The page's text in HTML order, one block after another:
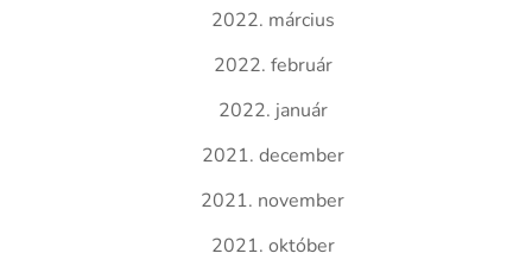
2022. március
2022. február
2022. január
2021. december
2021. november
2021. október